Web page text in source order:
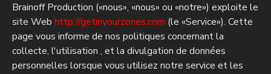
Brainoff Production («nous», «nous» ou «notre») exploite le
site Web http://getinyourzones.com (le «Service»). Cette
page vous informe de nos politiques concernant la
collecte, l'utilisation , et la divulgation de données
personnelles lorsque vous utilisez notre service et les